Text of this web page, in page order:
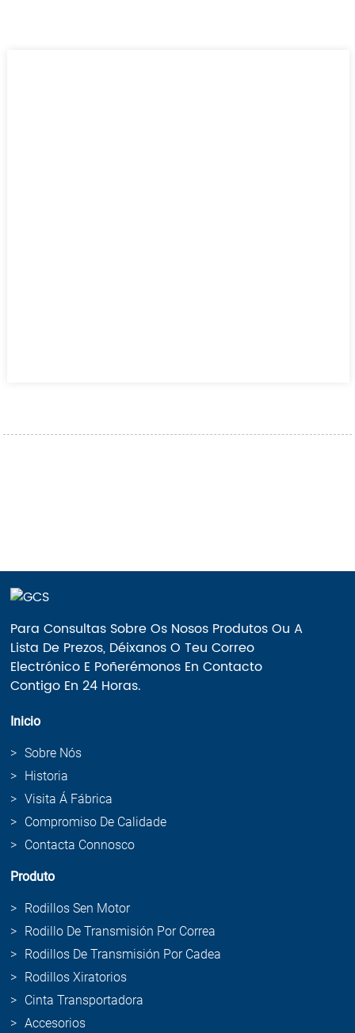
Para Consultas Sobre Os Nosos Produtos Ou A
Lista De Prezos, Déixanos O Teu Correo
Electrónico E Poñerémonos En Contacto
Contigo En 24 Horas.
Inicio
Sobre Nós
Historia
Visita Á Fábrica
Compromiso De Calidade
Contacta Connosco
Produto
Rodillos Sen Motor
Rodillo De Transmisión Por Correa
Rodillos De Transmisión Por Cadea
Rodillos Xiratorios
Cinta Transportadora
Accesorios